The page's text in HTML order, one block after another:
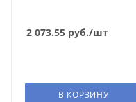
2 073.55 руб./шт
В КОРЗИНУ